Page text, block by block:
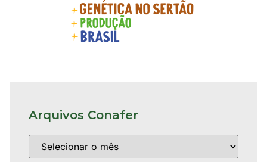
Arquivos Conafer